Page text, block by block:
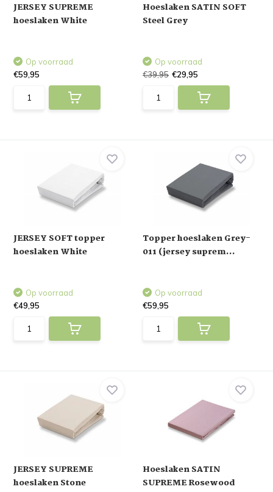
JERSEY SUPREME
hoeslaken White
Op voorraad
€59,95
Hoeslaken SATIN SOFT
Steel Grey
Op voorraad
€39,95 €29,95
JERSEY SOFT topper
hoeslaken White
Op voorraad
€49,95
Topper hoeslaken Grey-
011 (jersey suprem...
Op voorraad
€59,95
JERSEY SUPREME
hoeslaken Stone
Hoeslaken SATIN
SUPREME Rosewood